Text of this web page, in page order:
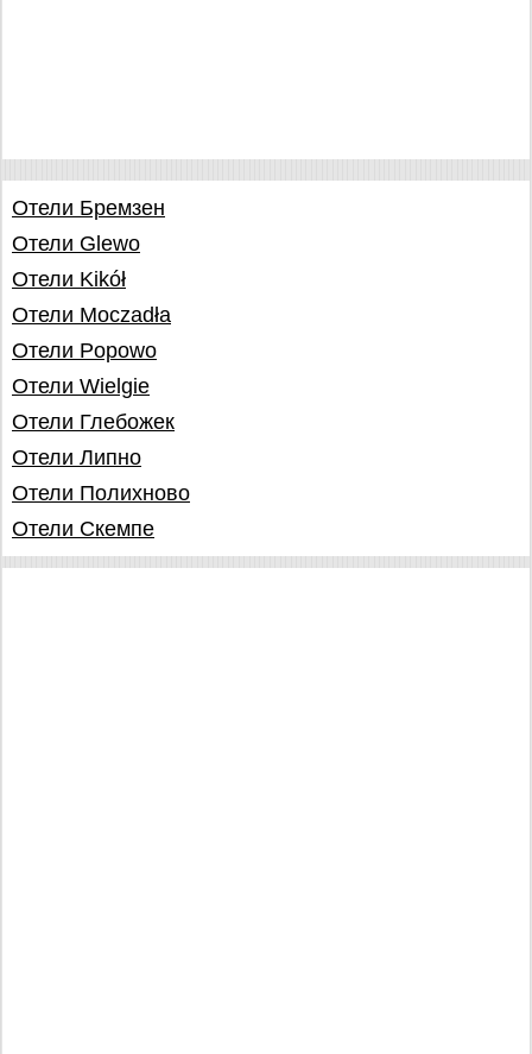
Отели Бремзен
Отели Glewo
Отели Kikół
Отели Moczadła
Отели Popowo
Отели Wielgie
Отели Глебожек
Отели Липно
Отели Полихново
Отели Скемпе